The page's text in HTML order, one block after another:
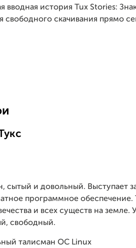
вводная история Tux Stories:
свободного скачивания прямо
сытый и довольный. Выступает
программное обеспечение.
и всех существ на земле.
свободный.
талисман ОС Linux